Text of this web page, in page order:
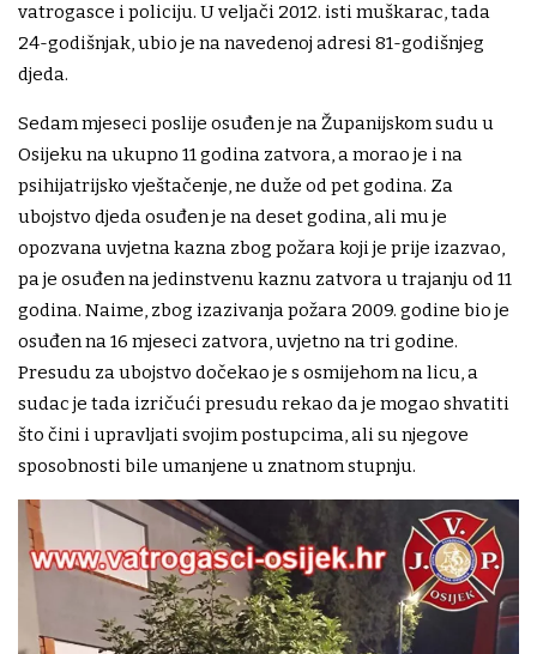
vatrogasce i policiju. U veljači 2012. isti muškarac, tada
24-godišnjak, ubio je na navedenoj adresi 81-godišnjeg
djeda.
Sedam mjeseci poslije osuđen je na Županijskom sudu u
Osijeku na ukupno 11 godina zatvora, a morao je i na
psihijatrijsko vještačenje, ne duže od pet godina. Za
ubojstvo djeda osuđen je na deset godina, ali mu je
opozvana uvjetna kazna zbog požara koji je prije izazvao,
pa je osuđen na jedinstvenu kaznu zatvora u trajanju od 11
godina. Naime, zbog izazivanja požara 2009. godine bio je
osuđen na 16 mjeseci zatvora, uvjetno na tri godine.
Presudu za ubojstvo dočekao je s osmijehom na licu, a
sudac je tada izričući presudu rekao da je mogao shvatiti
što čini i upravljati svojim postupcima, ali su njegove
sposobnosti bile umanjene u znatnom stupnju.